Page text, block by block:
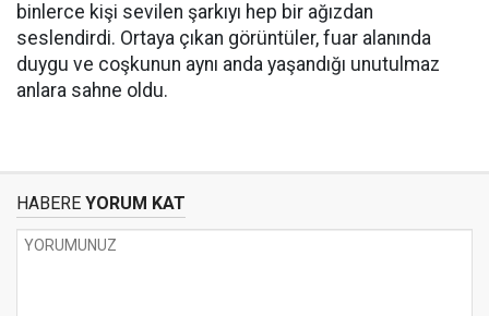
binlerce kişi sevilen şarkıyı hep bir ağızdan
seslendirdi. Ortaya çıkan görüntüler, fuar alanında
duygu ve coşkunun aynı anda yaşandığı unutulmaz
anlara sahne oldu.
HABERE YORUM KAT